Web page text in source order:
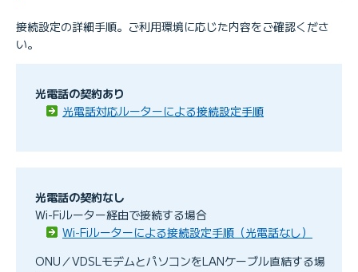
接続設定の詳細手順。ご利用環境に応じた内容をご確認くださ
い。
光電話の契約あり
光電話対応ルーターによる接続設定手順
光電話の契約なし
Wi-Fiルーター経由で接続する場合
Wi-Fiルーターによる接続設定手順（光電話なし）
ONU／VDSLモデムとパソコンをLANケーブル直結する場